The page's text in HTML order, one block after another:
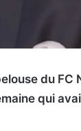
du FC
qui